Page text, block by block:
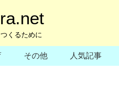
くるために
その他 人気記事